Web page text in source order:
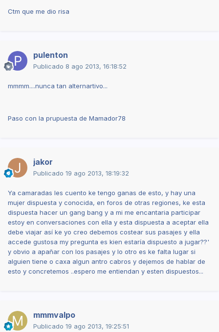
Ctm que me dio risa
pulenton
Publicado 8 ago 2013, 16:18:52
mmmm....nunca tan alternartivo...
Paso con la prupuesta de Mamador78
jakor
Publicado 19 ago 2013, 18:19:32
Ya camaradas les cuento ke tengo ganas de esto, y hay una
mujer dispuesta y conocida, en foros de otras regiones, ke esta
dispuesta hacer un gang bang y a mi me encantaria participar
estoy en conversaciones con ella y esta dispuesta a aceptar ella
debe viajar así ke yo creo debemos costear sus pasajes y ella
accede gustosa my pregunta es kien estaría dispuesto a jugar??'
y obvio a apañar con los pasajes y lo otro es ke falta lugar si
alguien tiene o caxa algun antro cabros y dejemos de hablar de
esto y concretemos ..espero me entiendan y esten dispuestos...
mmmvalpo
Publicado 19 ago 2013, 19:25:51